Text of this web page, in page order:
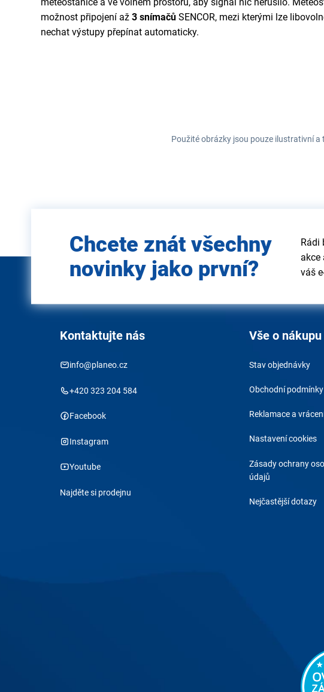
meteostanice a ve volném prostoru, aby signál nic nerušilo.
možnost připojení až 3 snímačů SENCOR, mezi kterými lze
nechat výstupy přepínat automaticky.
Použité obrázky jsou pouze ilustrativní
e-mail
Chcete znát všechny
novinky jako první?
Rádi
akce
váš
Kontaktujte nás
info@planeo.cz
+420 323 204 584
Facebook
Instagram
Youtube
Najděte si prodejnu
Vše o nákupu
Stav objednávky
Obchodní podmínky
Reklamace a
Nastavení cookies
Zásady ochrany
údajů
Nejčastější dotazy